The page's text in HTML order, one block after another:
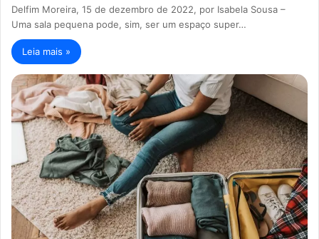
Delfim Moreira, 15 de dezembro de 2022, por Isabela Sousa –
Uma sala pequena pode, sim, ser um espaço super…
Leia mais »